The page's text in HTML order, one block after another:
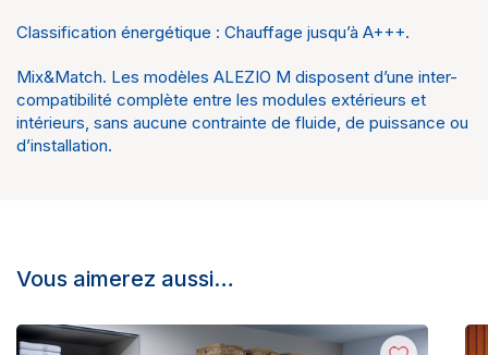
Classification énergétique : Chauffage jusqu’à A+++.
Mix&Match. Les modèles ALEZIO M disposent d’une inter-
compatibilité complète entre les modules extérieurs et
intérieurs, sans aucune contrainte de fluide, de puissance ou
d’installation.
Vous aimerez aussi…